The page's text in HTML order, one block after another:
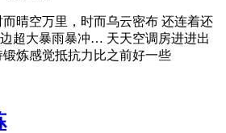
晴空万里，时而乌云密布 还连着还
超大暴雨暴冲… 天天空调房进进出
炼感觉抵抗力比之前好一些